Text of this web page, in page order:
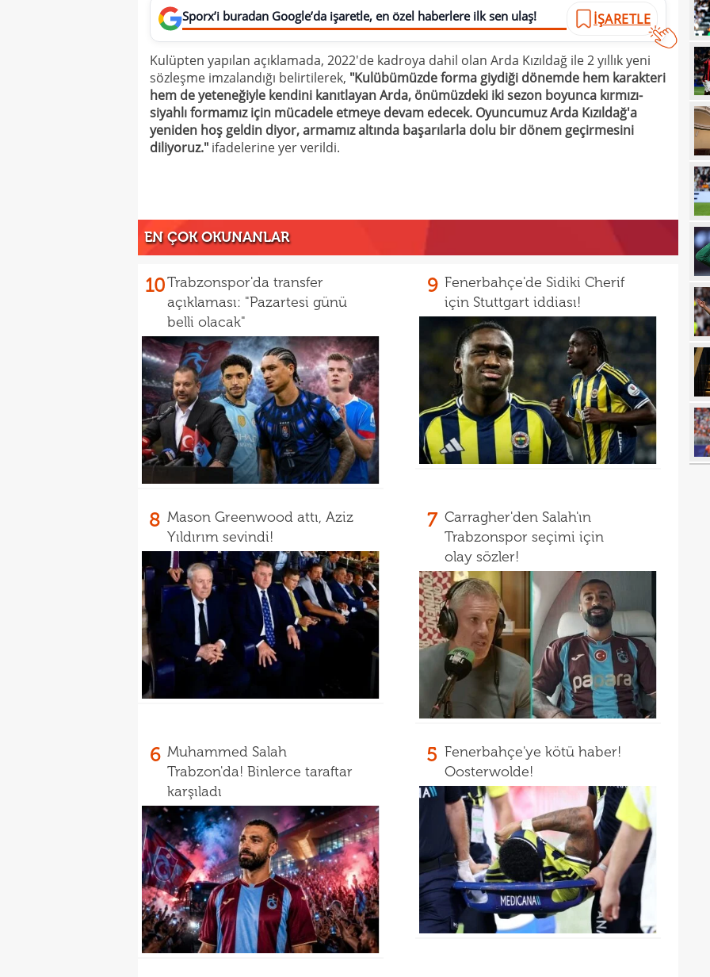
Sporx’i buradan Google’da işaretle, en özel haberlere ilk sen ulaş! İŞARETLE
Kulüpten yapılan açıklamada, 2022'de kadroya dahil olan Arda Kızıldağ ile 2 yıllık yeni
sözleşme imzalandığı belirtilerek, "Kulübümüzde forma giydiği dönemde hem karakteri
hem de yeteneğiyle kendini kanıtlayan Arda, önümüzdeki iki sezon boyunca kırmızı-
siyahlı formamız için mücadele etmeye devam edecek. Oyuncumuz Arda Kızıldağ'a
yeniden hoş geldin diyor, armamız altında başarılarla dolu bir dönem geçirmesini
diliyoruz." ifadelerine yer verildi.
EN ÇOK OKUNANLAR
10Trabzonspor'da transfer
açıklaması: "Pazartesi günü
belli olacak"
9 Fenerbahçe'de Sidiki Cherif
için Stuttgart iddiası!
8 Mason Greenwood attı, Aziz
Yıldırım sevindi!
7 Carragher'den Salah'ın
Trabzonspor seçimi için
olay sözler!
6 Muhammed Salah
Trabzon'da! Binlerce taraftar
karşıladı
5 Fenerbahçe'ye kötü haber!
Oosterwolde!
Ligi